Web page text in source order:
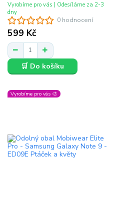
0 hodnocení
599 Kč
Vyrobíme pro vás | Odesíláme za 2-3
dny
🛒 Do košíku
Vyrobíme pro vás 🎨